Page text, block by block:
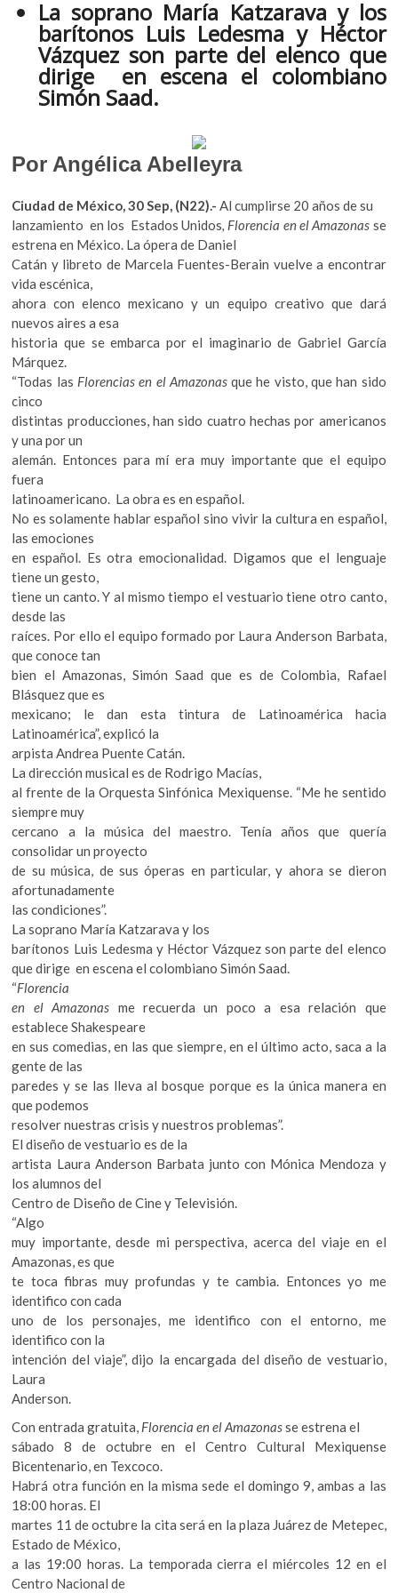
k
o
e
n
e
b
o
o
itt
er
at
s
A
p
La soprano María Katzarava y los
barítonos Luis Ledesma y Héctor
Vázquez son parte del elenco que
dirige en escena el colombiano
Simón Saad.
Por Angélica Abelleyra
Ciudad de México, 30 Sep, (N22).-Al cumplirse 20 años de su
lanzamiento en los Estados Unidos, Florencia en el Amazonas se
estrena en México. La ópera de Daniel
Catán y libreto de Marcela Fuentes-Berain vuelve a encontrar
vida escénica,
ahora con elenco mexicano y un equipo creativo que dará
nuevos aires a esa
historia que se embarca por el imaginario de Gabriel García
Márquez.
“Todas las Florencias en el Amazonasque he visto, que han sido
cinco
distintas producciones, han sido cuatro hechas por americanos
y una por un
alemán. Entonces para mí era muy importante que el equipo
fuera
latinoamericano. La obra es en español.
No es solamente hablar español sino vivir la cultura en español,
las emociones
en español. Es otra emocionalidad. Digamos que el lenguaje
tiene un gesto,
tiene un canto. Y al mismo tiempo el vestuario tiene otro canto,
desde las
raíces. Por ello el equipo formado por Laura Anderson Barbata,
que conoce tan
bien el Amazonas, Simón Saad que es de Colombia, Rafael
Blásquez que es
mexicano; le dan esta tintura de Latinoamérica hacia
Latinoamérica”, explicó la
arpista Andrea Puente Catán.
La dirección musical es de Rodrigo Macías,
al frente de la Orquesta Sinfónica Mexiquense. “Me he sentido
siempre muy
cercano a la música del maestro. Tenía años que quería
consolidar un proyecto
de su música, de sus óperas en particular, y ahora se dieron
afortunadamente
las condiciones”.
La soprano María Katzarava y los
barítonos Luis Ledesma y Héctor Vázquez son parte del elenco
que dirige en escena el colombiano Simón Saad.
“Florencia
en el Amazonas me recuerda un poco a esa relación que
establece Shakespeare
en sus comedias, en las que siempre, en el último acto, saca a la
gente de las
paredes y se las lleva al bosque porque es la única manera en
que podemos
resolver nuestras crisis y nuestros problemas”.
El diseño de vestuario es de la
artista Laura Anderson Barbata junto con Mónica Mendoza y
los alumnos del
Centro de Diseño de Cine y Televisión.
“Algo
muy importante, desde mi perspectiva, acerca del viaje en el
Amazonas, es que
te toca fibras muy profundas y te cambia. Entonces yo me
identifico con cada
uno de los personajes, me identifico con el entorno, me
identifico con la
intención del viaje”, dijo la encargada del diseño de vestuario,
Laura
Anderson.
Con entrada gratuita, Florencia en el Amazonasse estrena el
sábado 8 de octubre en el Centro Cultural Mexiquense
Bicentenario, en Texcoco.
Habrá otra función en la misma sede el domingo 9, ambas a las
18:00 horas. El
martes 11 de octubre la cita será en la plaza Juárez de Metepec,
Estado de México,
a las 19:00 horas. La temporada cierra el miércoles 12 en el
Centro Nacional de